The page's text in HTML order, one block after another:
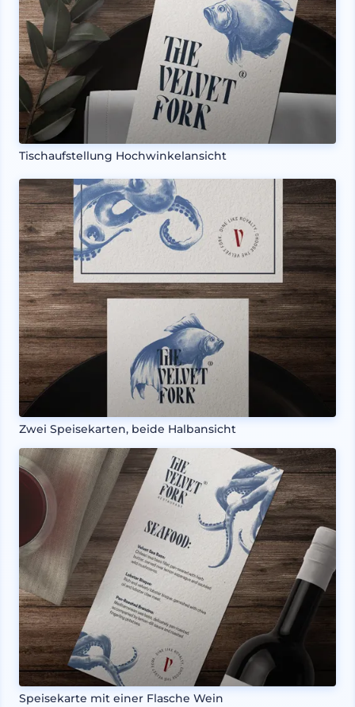
Tischaufstellung Hochwinkelansicht
Zwei Speisekarten, beide Halbansicht
Speisekarte mit einer Flasche Wein